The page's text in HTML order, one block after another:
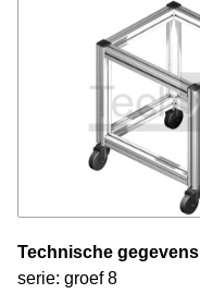
Technische gegevens
serie: groef 8